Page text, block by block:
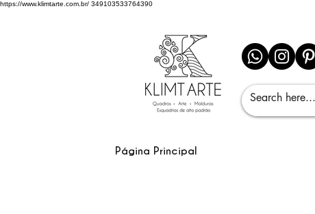
https://www.klimtarte.com.br/ 349103533764390
Página Principal